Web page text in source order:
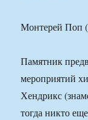
Монтерей Поп
Памятник
мероприятий
Хендрикс
тогда никто